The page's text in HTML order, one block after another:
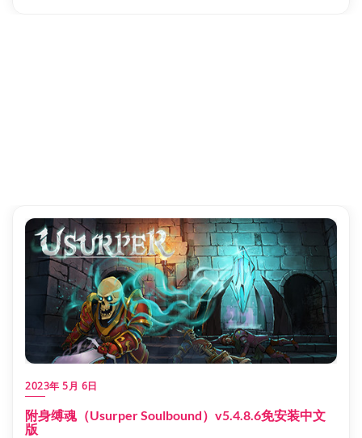
2023年 5月 6日
附身缚魂（Usurper Soulbound）v5.4.8.6免安装中文
版